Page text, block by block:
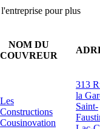
pour plus
NOM DU
COUVREUR
Les
Constructions
Cousinovation
313
la
Saint-